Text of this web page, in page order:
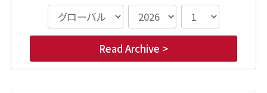
Read Archive >